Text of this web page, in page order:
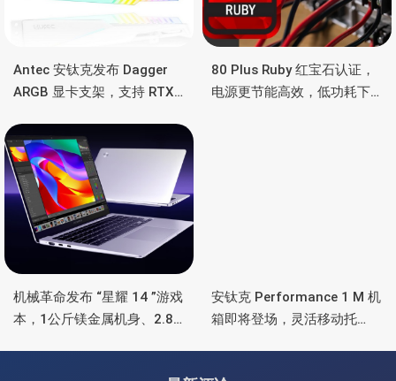
Antec 安钛克发布 Dagger
ARGB 显卡支架，支持 RTX
彩灯效
80 Plus Ruby 红宝石认证，
电源更节能高效，低功耗下
机械革命发布 “星耀 14 ”游戏
本，1公斤镁金属机身、2.8K
安钛克 Performance 1 M 机
箱即将登场，灵活移动托